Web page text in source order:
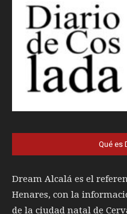
Qué es
Dream Alcalá es el
Henares, con la
de la ciudad natal de